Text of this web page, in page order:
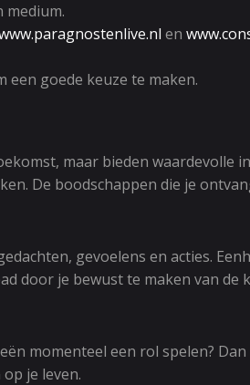
medium.
en
een goede keuze te maken.
maar bieden waardevolle
De boodschappen die je
gevoelens en acties.
door je bewust te maken van
momenteel een rol spelen?
je leven.